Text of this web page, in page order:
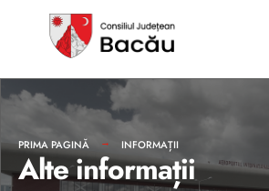
PRIMA PAGINĂ INFORMAȚII
Alte informații